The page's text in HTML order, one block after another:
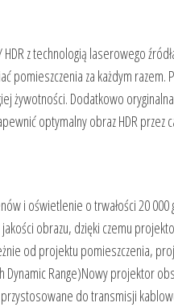
z technologią laserowego
pomieszczenia za każdym
żywotności. Dodatkowo
optymalny obraz HDR przez
i oświetlenie o trwałości 20
obrazu, dzięki czemu
od projektu pomieszczenia,
Range)Nowy projektor
do transmisji